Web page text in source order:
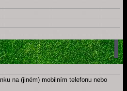
Soukromý, neprofesní mikroblog. .
/ Meziměstí [cit. 2026-08-06].
blog
[online]. Náchod / Meziměstí [cit.
www.adamek.cz
na (jiném) mobilním telefonu nebo